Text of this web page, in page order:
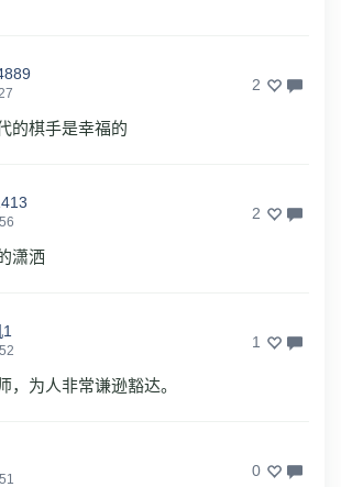
2
的棋手是幸福的
2
潇洒
1
，为人非常谦逊豁达。
0